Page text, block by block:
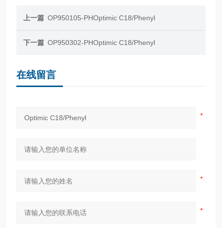
上一篇 OP950105-PHOptimic C18/Phenyl
下一篇 OP950302-PHOptimic C18/Phenyl
在线留言